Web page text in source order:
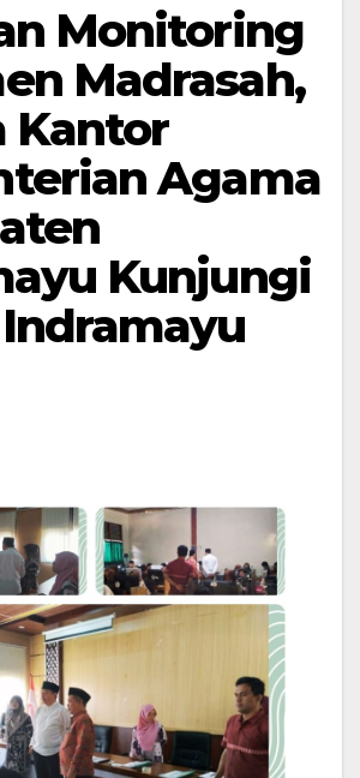
Monitoring
Madrasah,
Kantor
Agama
Kunjungi
Indramayu